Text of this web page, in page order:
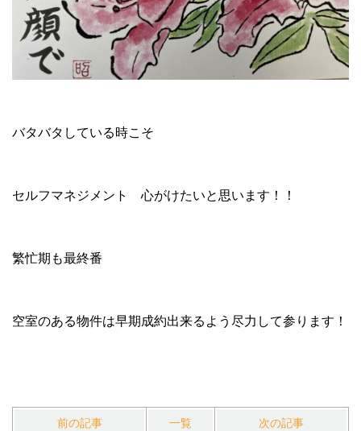
バタバタしている時こそ
セルフマネジメント 心がけたいと思います！！
繁忙期も最終番
空室のある物件は早期成約出来るよう尽力して参ります！
前の記事 一覧 次の記事